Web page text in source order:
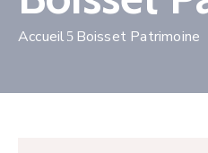
Boisset
Accueil Boisset Patrimoine